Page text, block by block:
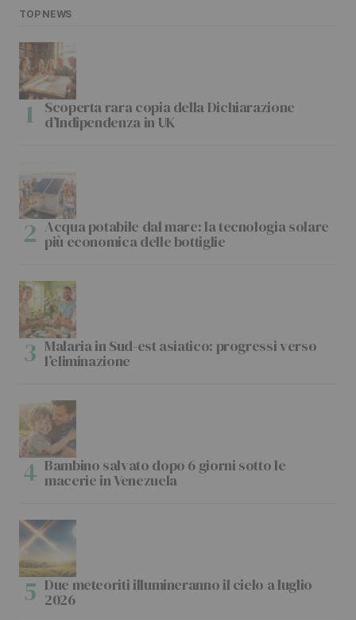
TOP NEWS
Scoperta rara copia della Dichiarazione
d’Indipendenza in UK
Acqua potabile dal mare: la tecnologia solare
più economica delle bottiglie
Malaria in Sud-est asiatico: progressi verso
l’eliminazione
Bambino salvato dopo 6 giorni sotto le
macerie in Venezuela
Due meteoriti illumineranno il cielo a luglio
2026